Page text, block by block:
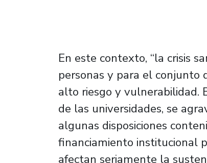
En este contexto, “la crisis
personas y para el conjunto
alto riesgo y vulnerabilidad.
de las universidades, se
algunas disposiciones
financiamiento institucional
afectan seriamente la